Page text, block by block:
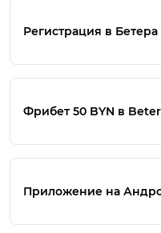
Регистрация в Бетера
Фрибет 50 BYN в
Приложение на